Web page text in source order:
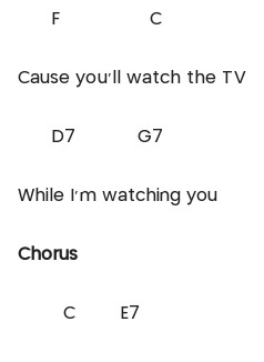
F C
Cause you'll watch the TV
D7 G7
While I'm watching you
Chorus
C E7